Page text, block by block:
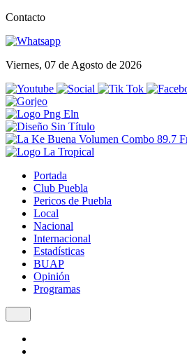
Contacto
Viernes, 07 de Agosto de 2026
Portada
Club Puebla
Pericos de Puebla
Local
Nacional
Internacional
Estadísticas
BUAP
Opinión
Programas